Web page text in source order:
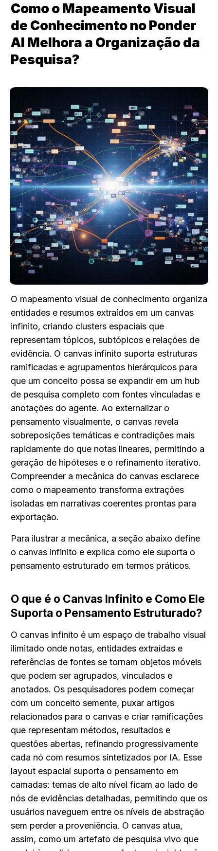
Como o Mapeamento Visual
de Conhecimento no Ponder
AI Melhora a Organização da
Pesquisa?
O mapeamento visual de conhecimento organiza
entidades e resumos extraídos em um canvas
infinito, criando clusters espaciais que
representam tópicos, subtópicos e relações de
evidência. O canvas infinito suporta estruturas
ramificadas e agrupamentos hierárquicos para
que um conceito possa se expandir em um hub
de pesquisa completo com fontes vinculadas e
anotações do agente. Ao externalizar o
pensamento visualmente, o canvas revela
sobreposições temáticas e contradições mais
rapidamente do que notas lineares, permitindo a
geração de hipóteses e o refinamento iterativo.
Compreender a mecânica do canvas esclarece
como o mapeamento transforma extrações
isoladas em narrativas coerentes prontas para
exportação.
Para ilustrar a mecânica, a seção abaixo define
o canvas infinito e explica como ele suporta o
pensamento estruturado em termos práticos.
O que é o Canvas Infinito e Como Ele
Suporta o Pensamento Estruturado?
O canvas infinito é um espaço de trabalho visual
ilimitado onde notas, entidades extraídas e
referências de fontes se tornam objetos móveis
que podem ser agrupados, vinculados e
anotados. Os pesquisadores podem começar
com um conceito semente, puxar artigos
relacionados para o canvas e criar ramificações
que representam métodos, resultados e
questões abertas, refinando progressivamente
cada nó com resumos sintetizados por IA. Esse
layout espacial suporta o pensamento em
camadas: temas de alto nível ficam ao lado de
nós de evidências detalhadas, permitindo que os
usuários naveguem entre os níveis de abstração
sem perder a proveniência. O canvas atua,
assim, como um artefato de pesquisa vivo que